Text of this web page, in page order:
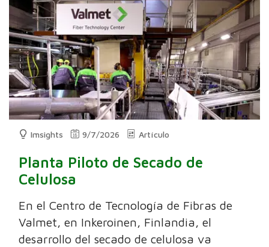
Imsights 9/7/2026 Artículo
Planta Piloto de Secado de
Celulosa
En el Centro de Tecnología de Fibras de
Valmet, en Inkeroinen, Finlandia, el
desarrollo del secado de celulosa va